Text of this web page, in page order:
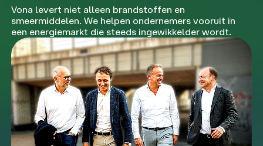
Vona levert niet alleen brandstoffen en
smeermiddelen. We helpen ondernemers vooruit in
een energiemarkt die steeds ingewikkelder wordt.